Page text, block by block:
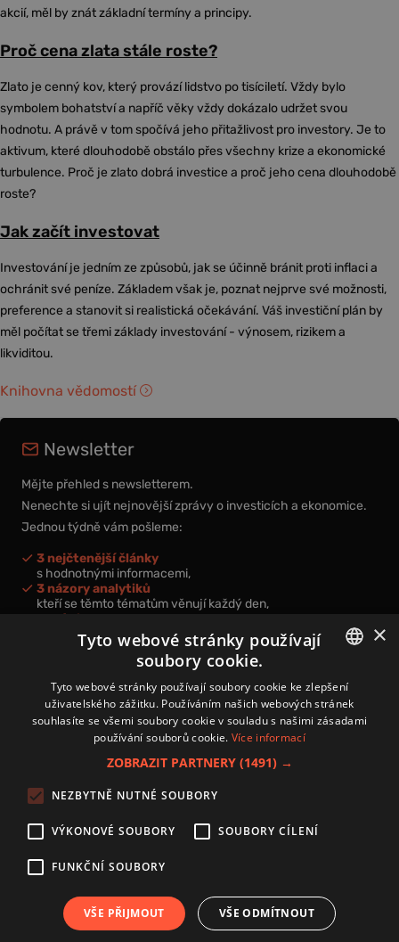
akcií, měl by znát základní termíny a principy.
Proč cena zlata stále roste?
Zlato je cenný kov, který provází lidstvo po tisíciletí. Vždy bylo
symbolem bohatství a napříč věky vždy dokázalo udržet svou
hodnotu. A právě v tom spočívá jeho přitažlivost pro investory. Je to
aktivum, které dlouhodobě obstálo přes všechny krize a ekonomické
turbulence. Proč je zlato dobrá investice a proč jeho cena dlouhodobě
roste?
Jak začít investovat
Investování je jedním ze způsobů, jak se účinně bránit proti inflaci a
ochránit své peníze. Základem však je, poznat nejprve své možnosti,
preference a stanovit si realistická očekávání. Váš investiční plán by
měl počítat se třemi základy investování - výnosem, rizikem a
likviditou.
Knihovna vědomostí
Newsletter
Mějte přehled s newsletterem.
Nenechte si ujít nejnovější zprávy o investicích a ekonomice.
Jednou týdně vám pošleme:
3 nejčtenější články
s hodnotnými informacemi,
3 názory analytiků
kteří se těmto tématům věnují každý den,
nová videa a podcasty
k prohloubení vašich znalostí.
Přihlášením k newsletteru vyjadřujete svůj souhlas spodmínkami
zpracování osobních údajů.
Zásady používání souborů cookies
Autoři
Nastavení cookies
CZECH
×
Tyto webové stránky používají
soubory cookie.
Tyto webové stránky používají soubory cookie ke zlepšení
uživatelského zážitku. Používáním našich webových stránek
souhlasíte se všemi soubory cookie v souladu s našimi zásadami
používání souborů cookie. Více informací
ZOBRAZIT PARTNERY (1491) →
NEZBYTNĚ NUTNÉ SOUBORY
VÝKONOVÉ SOUBORY SOUBORY CÍLENÍ
FUNKČNÍ SOUBORY
VŠE PŘIJMOUT VŠE ODMÍTNOUT